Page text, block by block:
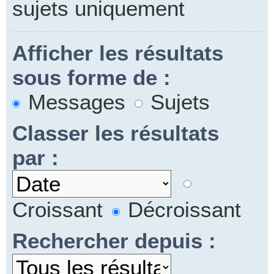
sujets uniquement
Afficher les résultats
sous forme de :
Messages
Sujets
Classer les résultats
par :
Croissant
Décroissant
Rechercher depuis :